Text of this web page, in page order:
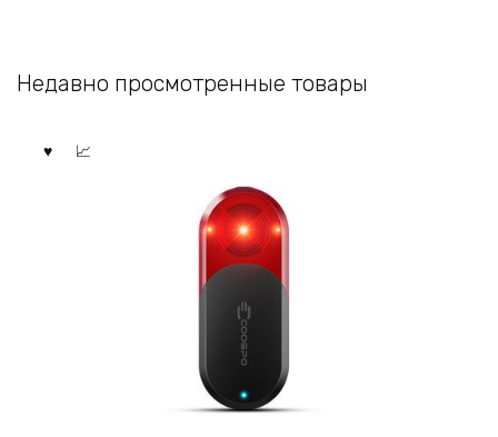
Недавно просмотренные товары